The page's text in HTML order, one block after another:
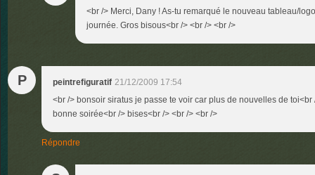
<br /> Merci, Dany ! As-tu remarqué le nouveau tableau/
journée. Gros bisous<br /> <br /> <br />
P peintrefiguratif 21/12/2009 17:54
<br /> bonsoir siratus je passe te voir car plus de nouvelles de
bonne soirée<br /> bises<br /> <br /> <br />
Répondre